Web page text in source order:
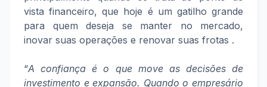
vista financeiro, que hoje é um gatilho grande
para quem deseja se manter no mercado,
inovar suas operações e renovar suas frotas .
“A confiança é o que move as decisões de
investimento e expansão. Quando o empresário